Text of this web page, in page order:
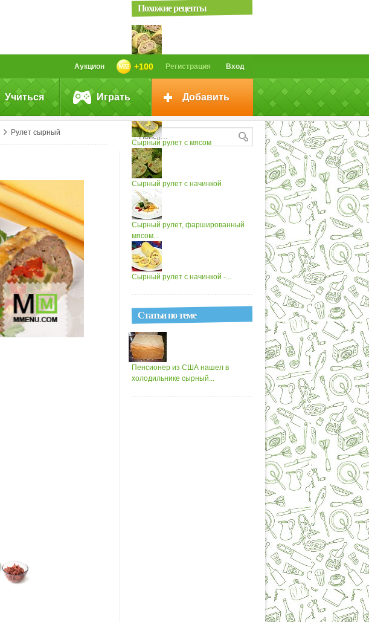
Вход
Регистрация
+100
Аукцион
Учиться Играть Добавить
Рулет сырный
Похожие рецепты
Сырный рулет с паштетом
Сырный рулет с мясом
Сырный рулет с начинкой
Сырный рулет, фаршированный
мясом...
Сырный рулет с начинкой -...
Статьи по теме
Пенсионер из США нашел в
холодильнике сырный...